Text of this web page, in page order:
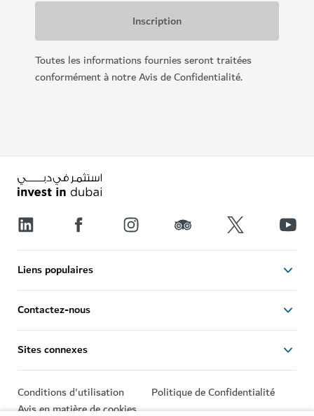
Toutes les informations fournies seront traitées
conformément à notre Avis de Confidentialité.
Liens populaires
Contactez-nous
Sites connexes
Conditions d'utilisation
Politique de Confidentialité
Avis en matière de cookies